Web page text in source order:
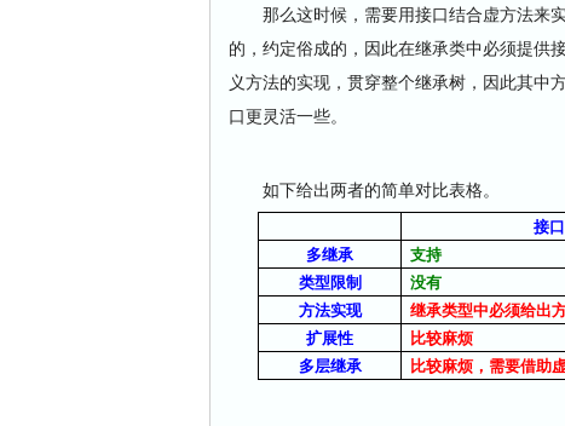
那么这时候，需要用接口结合虚方法来
的，约定俗成的，因此在继承类中必须提供
义方法的实现，贯穿整个继承树，因此其中
口更灵活一些。
如下给出两者的简单对比表格。
接口
多继承
支持
类型限制
没有
方法实现
继承类型中必须给出
扩展性
比较麻烦
多层继承
比较麻烦，需要借助